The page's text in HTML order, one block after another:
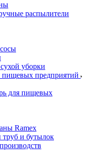
распылители
уборки
пищевых предприятий
для пищевых
Ramex
и бутылок